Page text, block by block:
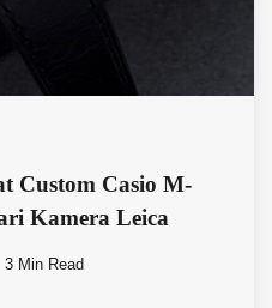
Custom Casio M-
Kamera Leica
3 Min Read